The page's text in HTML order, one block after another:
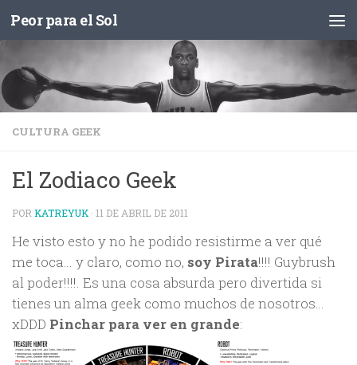
Saltar al contenido
Peor para el Sol
CULTURA GEEK
El Zodiaco Geek
POR KATREYUK · 11 DE ABRIL DE 2011
He visto esto y no he podido resistirme a ver qué
me toca… y claro, como no, soy Pirata!!!! Guybrush
al poder!!!!. Es una cosa absurda pero divertida si
tienes un alma geek como muchos de nosotros…
xDDD Pinchar para ver en grande: